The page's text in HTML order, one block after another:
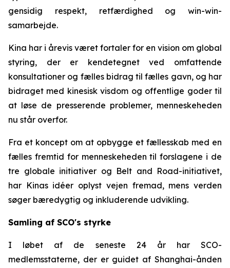
gensidig respekt, retfærdighed og win-win-
samarbejde.
Kina har i årevis været fortaler for en vision om global
styring, der er kendetegnet ved omfattende
konsultationer og fælles bidrag til fælles gavn, og har
bidraget med kinesisk visdom og offentlige goder til
at løse de presserende problemer, menneskeheden
nu står overfor.
Fra et koncept om at opbygge et fællesskab med en
fælles fremtid for menneskeheden til forslagene i de
tre globale initiativer og Belt and Road-initiativet,
har Kinas idéer oplyst vejen fremad, mens verden
søger bæredygtig og inkluderende udvikling.
Samling af SCO's styrke
I løbet af de seneste 24 år har SCO-
medlemsstaterne, der er guidet af Shanghai-ånden